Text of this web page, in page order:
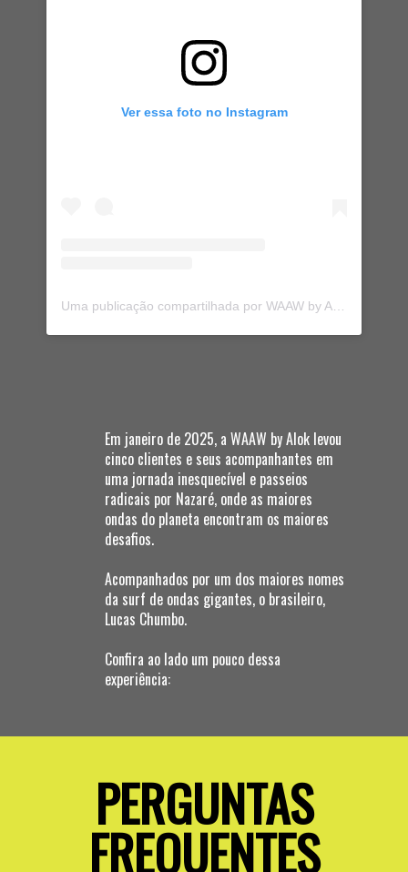
Ver essa foto no Instagram
Em janeiro de 2025, a WAAW by Alok levou
cinco clientes e seus acompanhantes em
uma jornada inesquecível e passeios
radicais por Nazaré, onde as maiores
ondas do planeta encontram os maiores
desafios.
Acompanhados por um dos maiores nomes
da surf de ondas gigantes, o brasileiro,
Lucas Chumbo.
Confira ao lado um pouco dessa
experiência:
PERGUNTAS
FREQUENTES